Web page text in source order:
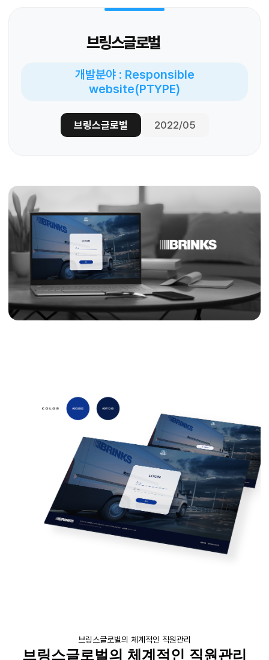
브링스글로벌
개발분야 : Responsible
website(PTYPE)
브링스글로벌 2022/05
브링스글로벌의 체계적인 직원관리
브링스글로벌의 체계적인 직원관리